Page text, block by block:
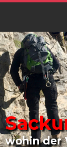
wohin der